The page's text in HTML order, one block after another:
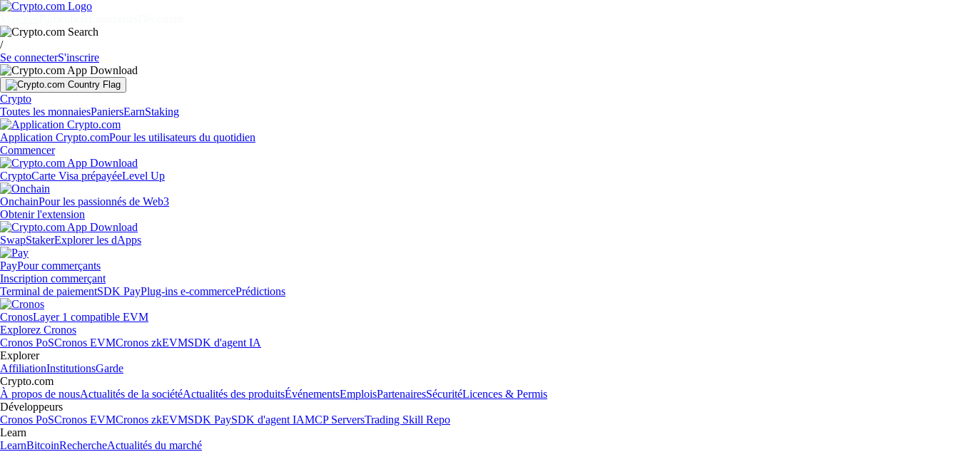
/
Se connecterS'inscrire
Crypto
Toutes les monnaiesPaniersEarnStaking
Application Crypto.comPour les utilisateurs du quotidien
Commencer
CryptoCarte Visa prépayéeLevel Up
OnchainPour les passionnés de Web3
Obtenir l'extension
SwapStakerExplorer les dApps
PayPour commerçants
Inscription commerçant
Terminal de paiementSDK PayPlug-ins e-commercePrédictions
CronosLayer 1 compatible EVM
Explorez Cronos
Cronos PoSCronos EVMCronos zkEVMSDK d'agent IA
Explorer
AffiliationInstitutionsGarde
Crypto.com
À propos de nousActualités de la sociétéActualités des produitsÉvénementsEmploisPartenairesSécuritéLicences & Permis
Développeurs
Cronos PoSCronos EVMCronos zkEVMSDK PaySDK d'agent IAMCP ServersTrading Skill Repo
Learn
LearnBitcoinRechercheActualités du marché